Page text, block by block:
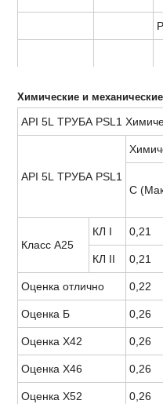
Химические и
API 5L ТРУБА PSL1
API 5L ТРУБА PSL1
С
Класс А25
КЛ I 0,21
КЛ II
0,21
Оценка отлично 0,22
Оценка Б 0,26
Оценка Х42 0,26
Оценка Х46 0,26
Оценка Х52 0,26